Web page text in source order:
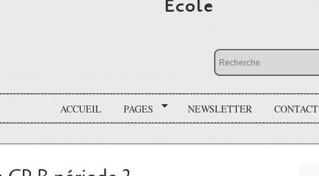
École
ACCUEIL PAGES NEWSLETTER CONTACT